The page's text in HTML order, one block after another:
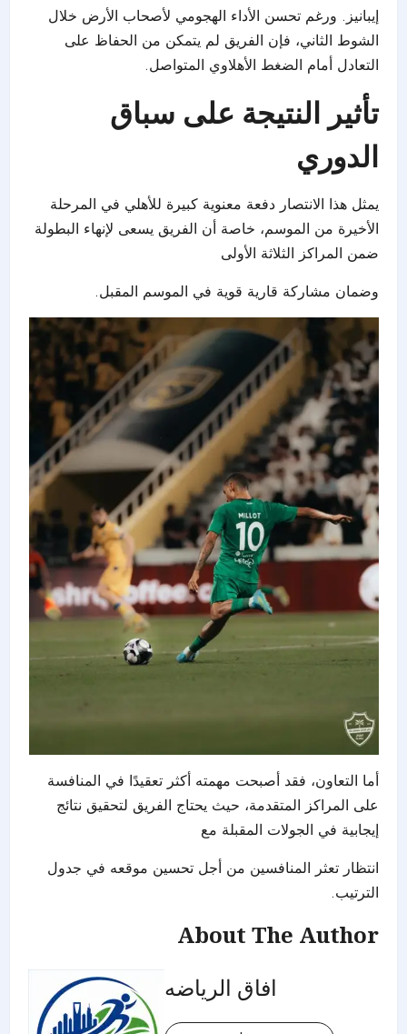
إيبانيز. ورغم تحسن الأداء الهجومي لأصحاب الأرض خلال
الشوط الثاني، فإن الفريق لم يتمكن من الحفاظ على
التعادل أمام الضغط الأهلاوي المتواصل.
تأثير النتيجة على سباق
الدوري
يمثل هذا الانتصار دفعة معنوية كبيرة للأهلي في المرحلة
الأخيرة من الموسم، خاصة أن الفريق يسعى لإنهاء البطولة
ضمن المراكز الثلاثة الأولى
وضمان مشاركة قارية قوية في الموسم المقبل.
أما التعاون، فقد أصبحت مهمته أكثر تعقيدًا في المنافسة
على المراكز المتقدمة، حيث يحتاج الفريق لتحقيق نتائج
إيجابية في الجولات المقبلة مع
انتظار تعثر المنافسين من أجل تحسين موقعه في جدول
الترتيب.
About The Author
افاق الرياضه